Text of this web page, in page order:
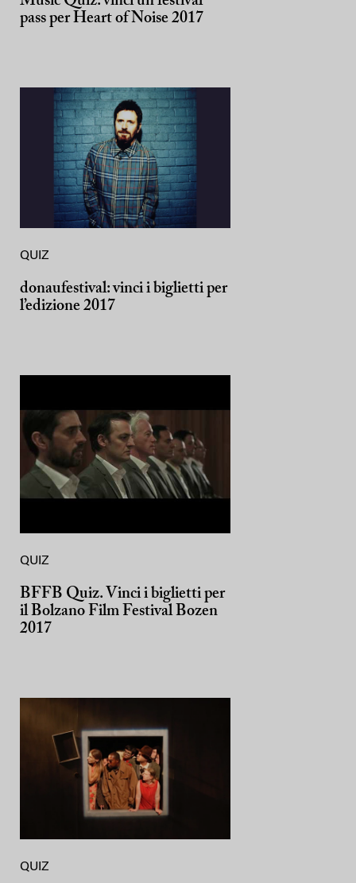
pass per Heart of Noise 2017
QUIZ
donaufestival: vinci i biglietti per
l’edizione 2017
QUIZ
BFFB Quiz. Vinci i biglietti per
il Bolzano Film Festival Bozen
2017
QUIZ